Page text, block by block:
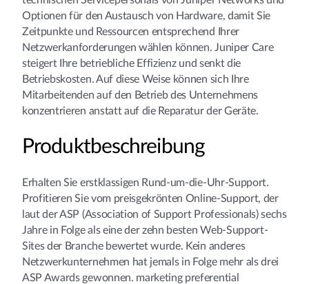
Optionen für den Austausch von Hardware, damit Sie
Zeitpunkte und Ressourcen entsprechend Ihrer
Netzwerkanforderungen wählen können. Juniper Care
steigert Ihre betriebliche Effizienz und senkt die
Betriebskosten. Auf diese Weise können sich Ihre
Mitarbeitenden auf den Betrieb des Unternehmens
konzentrieren anstatt auf die Reparatur der Geräte.
Produktbeschreibung
Erhalten Sie erstklassigen Rund-um-die-Uhr-Support.
Profitieren Sie vom preisgekrönten Online-Support, der
laut der ASP (Association of Support Professionals) sechs
Jahre in Folge als eine der zehn besten Web-Support-
Sites der Branche bewertet wurde. Kein anderes
Netzwerkunternehmen hat jemals in Folge mehr als drei
ASP Awards gewonnen. marketing preferential